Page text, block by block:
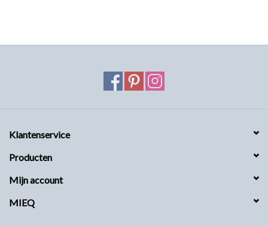
Klantenservice
Producten
Mijn account
MIEQ